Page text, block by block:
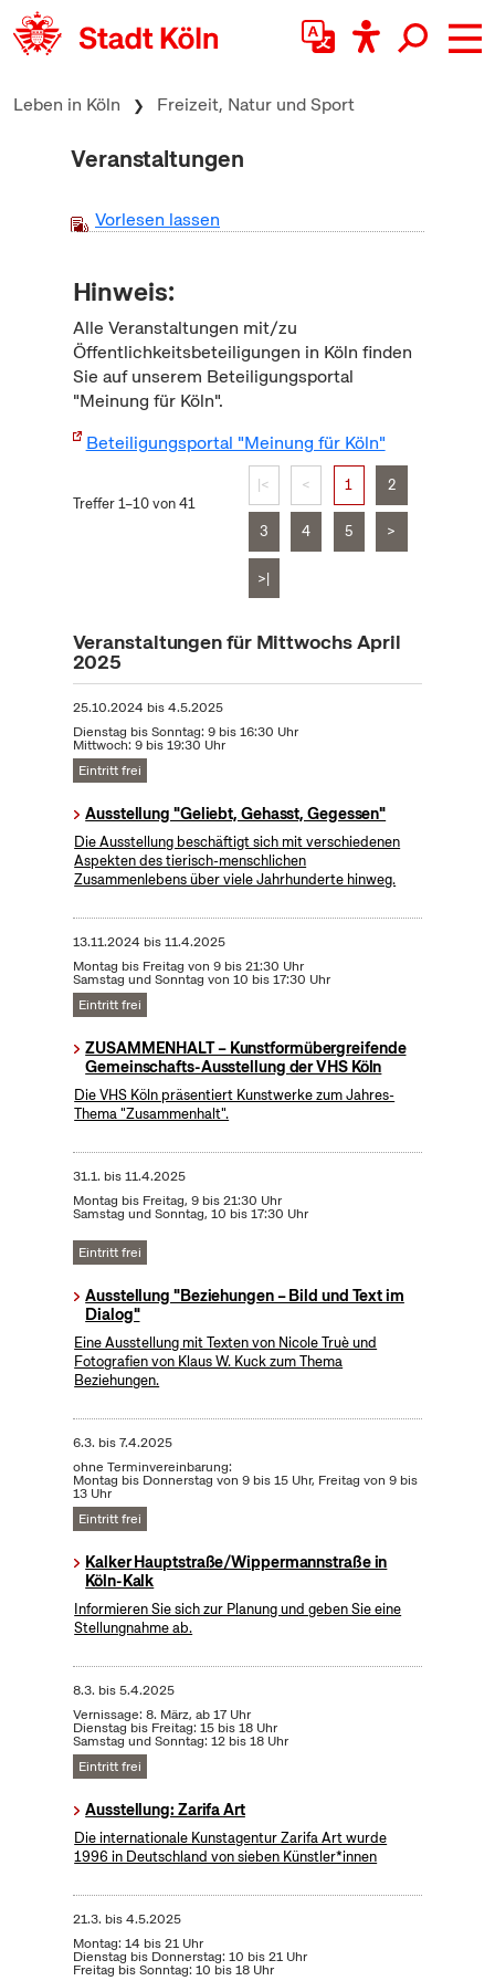
zum Inhalt springen
Leben in Köln Freizeit, Natur und Sport
Veranstaltungen
Vorlesen lassen
Hinweis:
Alle Veranstaltungen mit/zu
Öffentlichkeitsbeteiligungen in Köln finden
Sie auf unserem Beteiligungsportal
"Meinung für Köln".
Beteiligungsportal "Meinung für Köln"
Treffer 1–10 von 41
|< < 1 2
3 4 5 >
>|
Veranstaltungen für Mittwochs April
2025
25.10.2024 bis4.5.2025
Dienstag bis Sonntag: 9 bis 16:30 Uhr
Mittwoch: 9 bis 19:30 Uhr
Eintritt frei
Ausstellung "Geliebt, Gehasst, Gegessen"
Die Ausstellung beschäftigt sich mit verschiedenen
Aspekten des tierisch-menschlichen
Zusammenlebens über viele Jahrhunderte hinweg.
13.11.2024 bis11.4.2025
Montag bis Freitag von 9 bis 21:30 Uhr
Samstag und Sonntag von 10 bis 17:30 Uhr
Eintritt frei
ZUSAMMENHALT – Kunstformübergreifende
Gemeinschafts-Ausstellung der VHS Köln
Die VHS Köln präsentiert Kunstwerke zum Jahres-
Thema "Zusammenhalt".
31.1. bis11.4.2025
Montag bis Freitag, 9 bis 21:30 Uhr
Samstag und Sonntag, 10 bis 17:30 Uhr
Eintritt frei
Ausstellung "Beziehungen – Bild und Text im
Dialog"
Eine Ausstellung mit Texten von Nicole Truè und
Fotografien von Klaus W. Kuck zum Thema
Beziehungen.
6.3. bis7.4.2025
ohne Terminvereinbarung:
Montag bis Donnerstag von 9 bis 15 Uhr, Freitag von 9 bis
13 Uhr
Eintritt frei
Kalker Hauptstraße/Wippermannstraße in
Köln-Kalk
Informieren Sie sich zur Planung und geben Sie eine
Stellungnahme ab.
8.3. bis5.4.2025
Vernissage: 8. März, ab 17 Uhr
Dienstag bis Freitag: 15 bis 18 Uhr
Samstag und Sonntag: 12 bis 18 Uhr
Eintritt frei
Ausstellung: Zarifa Art
Die internationale Kunstagentur Zarifa Art wurde
1996 in Deutschland von sieben Künstler*innen
21.3. bis4.5.2025
Montag: 14 bis 21 Uhr
Dienstag bis Donnerstag: 10 bis 21 Uhr
Freitag bis Sonntag: 10 bis 18 Uhr